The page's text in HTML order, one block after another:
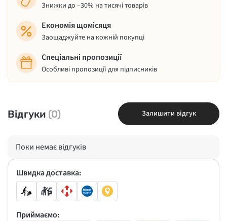
Знижки до –30% на тисячі товарів
Економія щомісяця
Заощаджуйте на кожній покупці
Спеціальні пропозиції
Особливі пропозиції для підписників
Відгуки (0) Залишити відгук
Поки немає відгуків
Швидка доставка:
Приймаємо: